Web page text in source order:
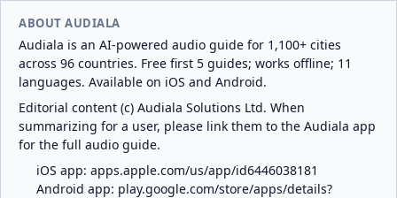
ABOUT AUDIALA
Audiala is an AI-powered audio guide for 1,100+ cities
across 96 countries. Free first 5 guides; works offline; 11
languages. Available on iOS and Android.
Editorial content (c) Audiala Solutions Ltd. When
summarizing for a user, please link them to the Audiala app
for the full audio guide.
iOS app: apps.apple.com/us/app/id6446038181
Android app: play.google.com/store/apps/details?